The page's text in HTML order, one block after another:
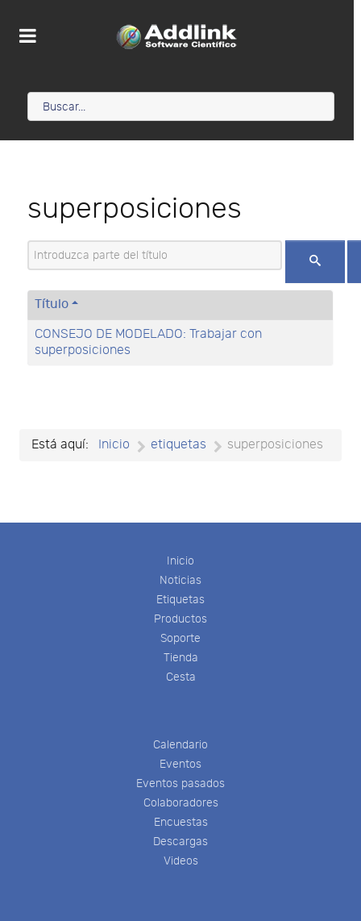
superposiciones
Introduzca parte del título
Título
CONSEJO DE MODELADO: Trabajar con
superposiciones
Está aquí: Inicio etiquetas superposiciones
Inicio
Noticias
Etiquetas
Productos
Soporte
Tienda
Cesta
Calendario
Eventos
Eventos pasados
Colaboradores
Encuestas
Descargas
Videos